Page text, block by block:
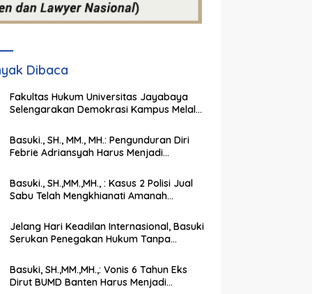
Dibaca
Fakultas Hukum Universitas Jayabaya
Selengarakan Demokrasi Kampus Melalui
Basuki., SH., MM., MH.: Pengunduran Diri
Febrie Adriansyah Harus Menjadi
Penegakan Hukum
Basuki., SH.,MM.,MH., : Kasus 2 Polisi Jual
Sabu Telah Mengkhianati Amanah
Jelang Hari Keadilan Internasional, Basuki
Serukan Penegakan Hukum Tanpa
Basuki, SH.,MM.,MH.,: Vonis 6 Tahun Eks
Dirut BUMD Banten Harus Menjadi